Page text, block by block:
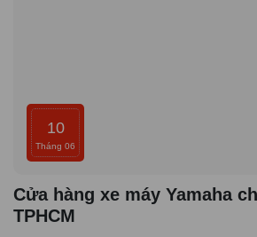
10
Tháng 06
Cửa hàng xe máy Yamaha
TPHCM